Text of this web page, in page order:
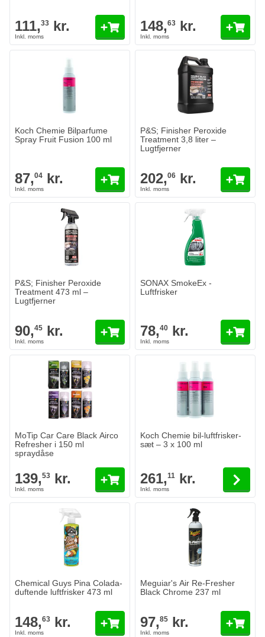
111,33 kr. 148,63 kr.
Koch Chemie Bilparfume
Spray Fruit Fusion 100 ml
87,04 kr.
P&S; Finisher Peroxide
Treatment 3,8 liter –
Lugtfjerner
202,06 kr.
P&S; Finisher Peroxide
Treatment 473 ml –
Lugtfjerner
90,45 kr.
SONAX SmokeEx -
Luftfrisker
78,40 kr.
MoTip Car Care Black Airco Refresher i 150 ml spraydåse
På lagerkr.
Læg i kurv
MoTip Car Care Black Airco
Refresher i 150 ml
spraydåse
139,53 kr.
Koch Chemie bil-luftfrisker-
sæt – 3 x 100 ml
The price depends on the
261,11 kr.
Chemical Guys Pina Colada-
duftende luftfrisker 473 ml
148,63 kr.
Meguiar's Air Re-Fresher
Black Chrome 237 ml
97,85 kr.